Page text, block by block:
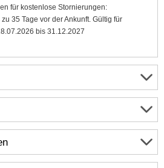
für kostenlose Stornierungen:
35 Tage vor der Ankunft. Gültig für
bis 31.12.2027